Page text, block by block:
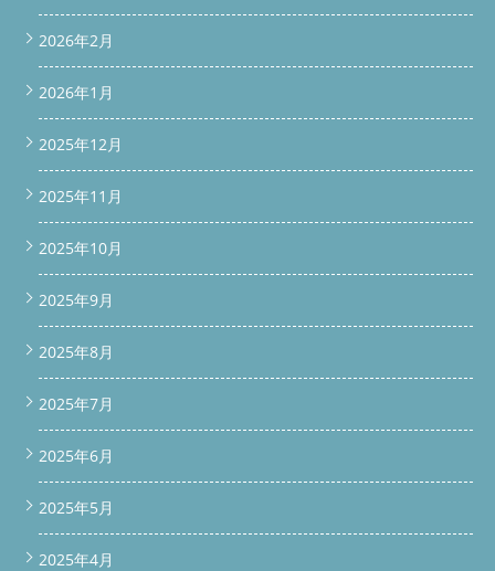
2026年2月
2026年1月
2025年12月
2025年11月
2025年10月
2025年9月
2025年8月
2025年7月
2025年6月
2025年5月
2025年4月